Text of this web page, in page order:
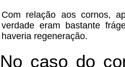
Com relação aos cornos,
verdade eram bastante
haveria regeneração.
No caso do